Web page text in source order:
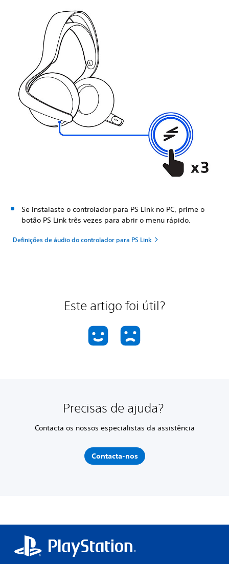
Se instalaste o controlador para PS Link no PC, prime o
botão PS Link três vezes para abrir o menu rápido.
Definições de áudio do controlador para PS Link
Este artigo foi útil?
Precisas de ajuda?
Contacta os nossos especialistas da assistência
Contacta-nos